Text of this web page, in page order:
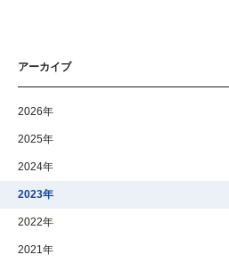
アーカイブ
2026年
2025年
2024年
2023年
2022年
2021年